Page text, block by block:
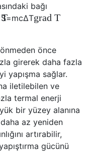
bağı
T
S=mcΔTgradT
önce
girerek daha fazla
yapışma sağlar.
iletilebilen ve
termal enerji
bir yüzey alanına
az yeniden
artırabilir,
gücünü